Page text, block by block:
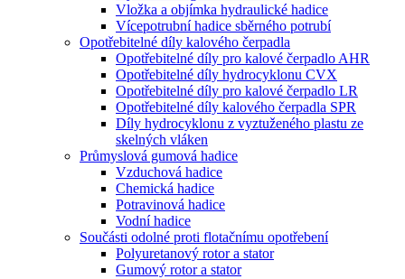
Vložka a objímka hydraulické hadice
Vícepotrubní hadice sběrného potrubí
Opotřebitelné díly kalového čerpadla
Opotřebitelné díly pro kalové čerpadlo AHR
Opotřebitelné díly hydrocyklonu CVX
Opotřebitelné díly pro kalové čerpadlo LR
Opotřebitelné díly kalového čerpadla SPR
Díly hydrocyklonu z vyztuženého plastu ze
skelných vláken
Průmyslová gumová hadice
Vzduchová hadice
Chemická hadice
Potravinová hadice
Vodní hadice
Součásti odolné proti flotačnímu opotřebení
Polyuretanový rotor a stator
Gumový rotor a stator